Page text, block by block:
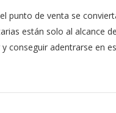
punto de venta se
están solo al alcance
conseguir adentrarse en